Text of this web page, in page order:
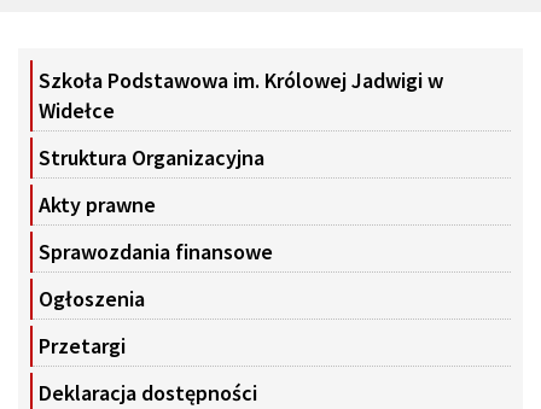
Szkoła Podstawowa im. Królowej Jadwigi w
Widełce
Struktura Organizacyjna
Akty prawne
Sprawozdania finansowe
Ogłoszenia
Przetargi
Deklaracja dostępności